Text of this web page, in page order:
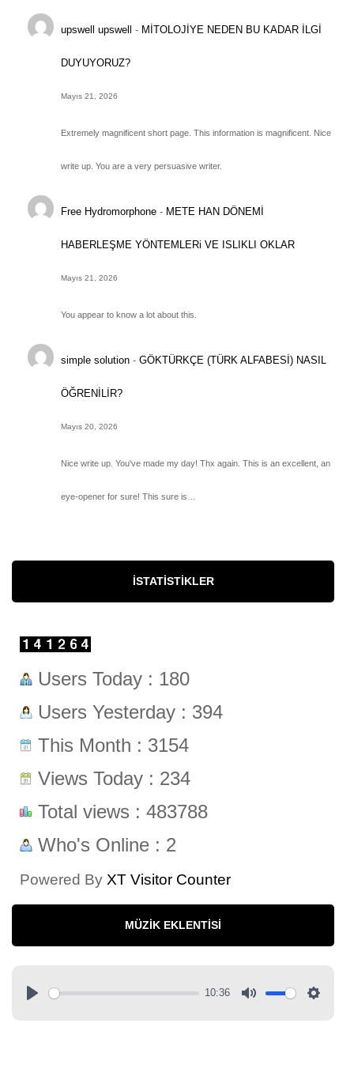
upswell upswell - MİTOLOJİYE NEDEN BU KADAR İLGİ
DUYUYORUZ?
Mayıs 21, 2026
Extremely magnificent short page. This information is magnificent. Nice
write up. You are a very persuasive writer.
Free Hydromorphone - METE HAN DÖNEMİ
HABERLEŞME YÖNTEMLERi VE ISLIKLI OKLAR
Mayıs 21, 2026
You appear to know a lot about this.
simple solution -GÖKTÜRKÇE (TÜRK ALFABESİ) NASIL
ÖĞRENİLİR?
Mayıs 20, 2026
Nice write up. You've made my day! Thx again. This is an excellent, an
eye-opener for sure! This sure is…
İSTATISTIKLER
Users Today : 180
Users Yesterday : 394
This Month : 3154
Views Today : 234
Total views : 483788
Who's Online : 2
Powered By XT Visitor Counter
MÜZIK EKLENTISI
10:36